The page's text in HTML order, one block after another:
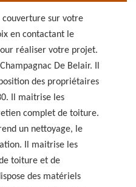
sur votre
en contactant le
réaliser votre projet.
De Belair. Il
des propriétaires
Il maitrise les
complet de toiture.
un nettoyage, le
Il maitrise les
toiture et de
des matériels